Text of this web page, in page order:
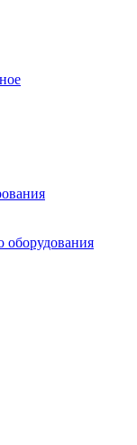
оборудования